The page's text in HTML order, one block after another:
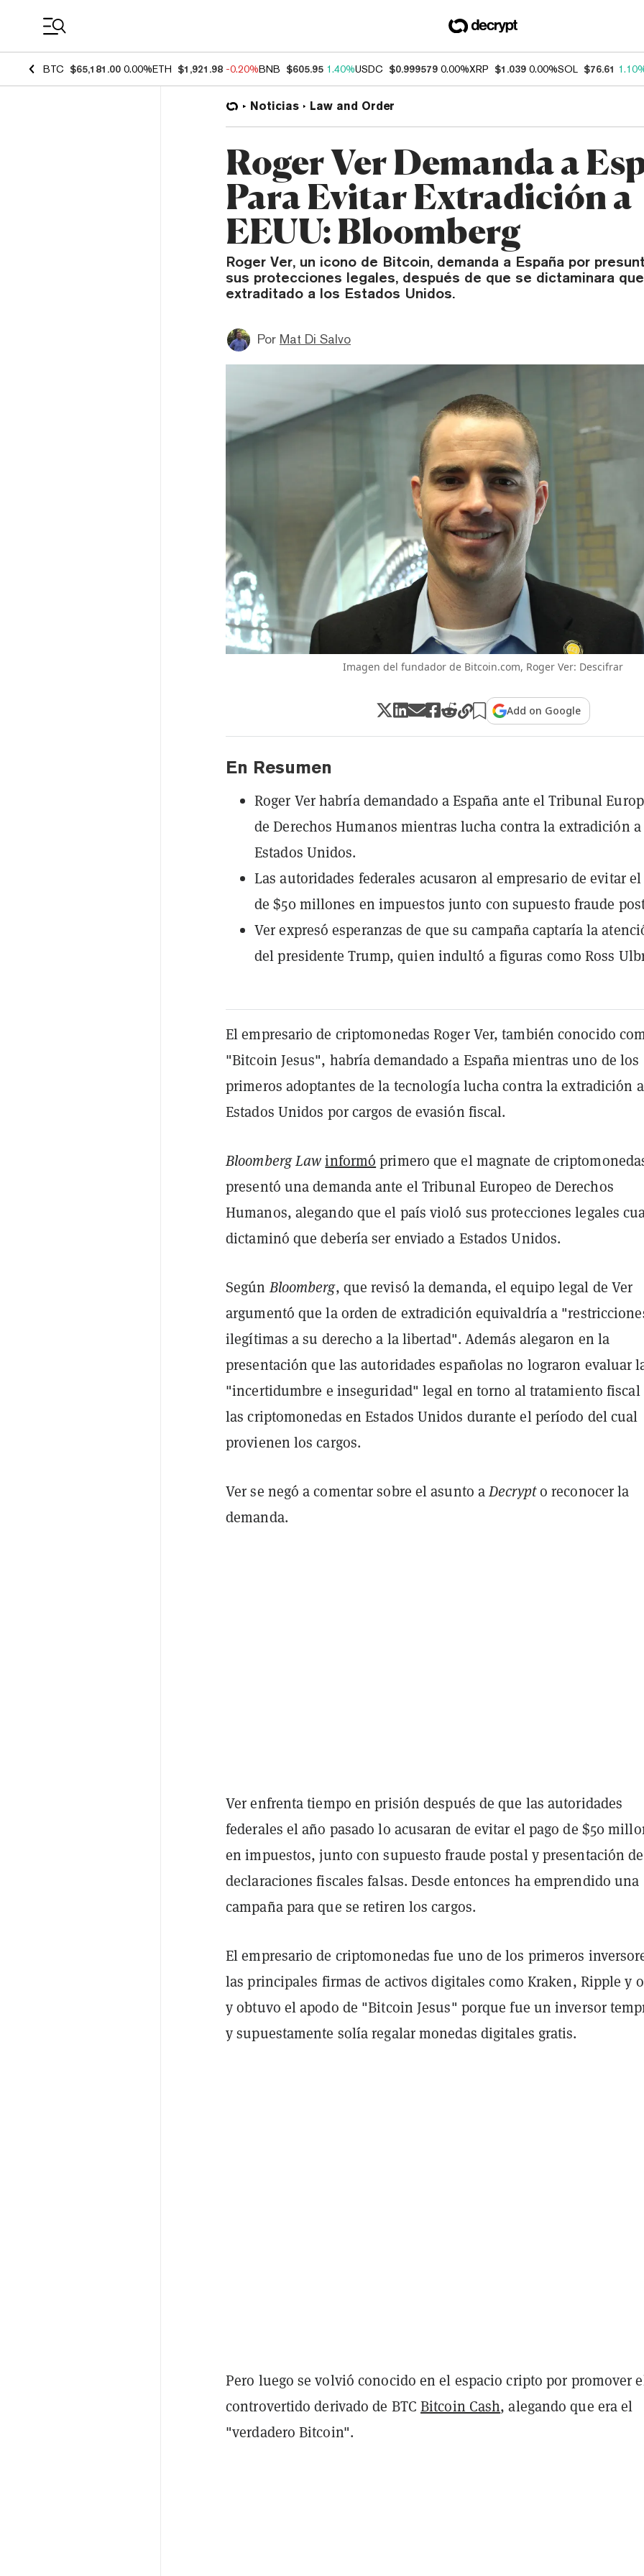
BTC $65,181.00 0.00%ETH $1,921.98 -0.20%BNB $605.95 1.40%USDC $0.999579 0.00%XRP $1.039 0.00%SOL $76.61
Noticias Law and Order
Roger Ver Demanda a
Para Evitar Extradición a
EEUU: Bloomberg
Roger Ver, un icono de Bitcoin, demanda a España por
sus protecciones legales, después de que se dictaminara
extraditado a los Estados Unidos.
Por Mat Di Salvo
Imagen del fundador de Bitcoin.com, Roger Ver: Descifrar
Add on Google
En Resumen
Roger Ver habría demandado a España ante el Tribunal
de Derechos Humanos mientras lucha contra la extradición a
Estados Unidos.
Las autoridades federales acusaron al empresario de evitar
de $50 millones en impuestos junto con supuesto fraude
Ver expresó esperanzas de que su campaña captaría la
del presidente Trump, quien indultó a figuras como Ross
El empresario de criptomonedas Roger Ver, también conocido
"Bitcoin Jesus", habría demandado a España mientras uno de los
primeros adoptantes de la tecnología lucha contra la extradición a
Estados Unidos por cargos de evasión fiscal.
Bloomberg Law informó primero que el magnate de
presentó una demanda ante el Tribunal Europeo de Derechos
Humanos, alegando que el país violó sus protecciones legales
dictaminó que debería ser enviado a Estados Unidos.
SegúnBloomberg, que revisó la demanda, el equipo legal de Ver
argumentó que la orden de extradición equivaldría a
ilegítimas a su derecho a la libertad". Además alegaron en la
presentación que las autoridades españolas no lograron evaluar
"incertidumbre e inseguridad" legal en torno al tratamiento fiscal
las criptomonedas en Estados Unidos durante el período del cual
provienen los cargos.
Ver se negó a comentar sobre el asunto aDecrypto reconocer la
demanda.
Ver enfrenta tiempo en prisión después de que las autoridades
federales el año pasado lo acusaran de evitar el pago de $50
en impuestos, junto con supuesto fraude postal y presentación de
declaraciones fiscales falsas. Desde entonces ha emprendido una
campaña para que se retiren los cargos.
El empresario de criptomonedas fue uno de los primeros
las principales firmas de activos digitales como Kraken, Ripple y
y obtuvo el apodo de "Bitcoin Jesus" porque fue un inversor
y supuestamente solía regalar monedas digitales gratis.
Pero luego se volvió conocido en el espacio cripto por promover
controvertido derivado de BTCBitcoin Cash, alegando que era el
"verdadero Bitcoin".